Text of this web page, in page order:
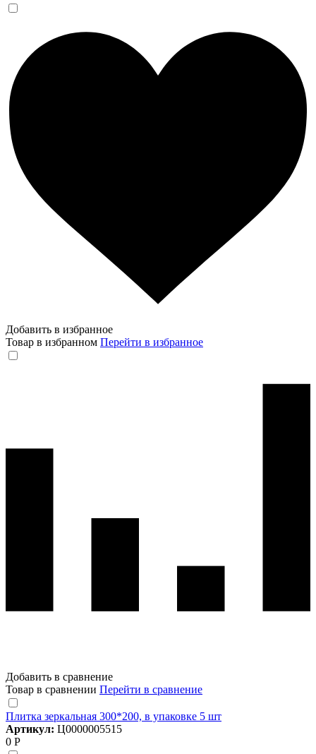
Добавить в избранное
Товар в избранном Перейти в избранное
Добавить в сравнение
Товар в сравнении Перейти в сравнение
Плитка зеркальная 300*200, в упаковке 5 шт
Артикул: Ц0000005515
0 Р